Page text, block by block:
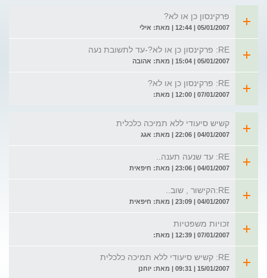
פרקינסון כן או לא?
05/01/2007 | 12:44 | מאת: אילי
RE: פרקינסון כן או לא?-עד לתשובת נעה
05/01/2007 | 15:04 | מאת: אהובה
RE: פרקינסון כן או לא?
07/01/2007 | 12:00 | מאת:
קשיש סיעודי ללא תמיכה כלכלית
04/01/2007 | 22:06 | מאת: אגג
RE: עד שנעה תענה..
04/01/2007 | 23:06 | מאת: חיפאית
RE:הקישור , שוב..
04/01/2007 | 23:09 | מאת: חיפאית
זכויות משפטיות
07/01/2007 | 12:39 | מאת:
RE: קשיש סיעודי ללא תמיכה כלכלית
15/01/2007 | 09:31 | מאת: יוחנן